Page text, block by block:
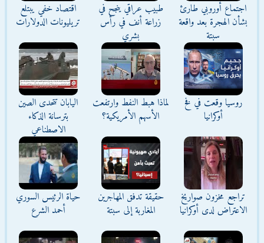
اجتماع أوروبي طارئ
بشأن الهجرة بعد واقعة
سبتة
طبيب عراقي ينجح في
زراعة أنف في رأس
بشري
اقتصاد خفي يبتلع
تريليونات الدولارات
روسيا وقعت في فخ
أوكرانيا
لماذا هبط النفط وارتفعت
الأسهم الأمريكية؟
اليابان تتحدى الصين
بترسانة الذكاء
الاصطناعي
تراجع مخزون صواريخ
الاعتراض لدى أوكرانيا
حقيقة تدفق المهاجرين
المغاربة إلى سبتة
حياة الرئيس السوري
أحمد الشرع